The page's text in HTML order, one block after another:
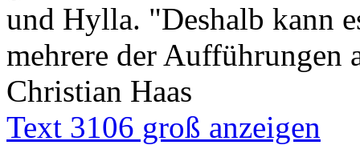
und Hylla. "Deshalb kann
mehrere der Aufführungen
Christian Haas
Text 3106 groß anzeigen